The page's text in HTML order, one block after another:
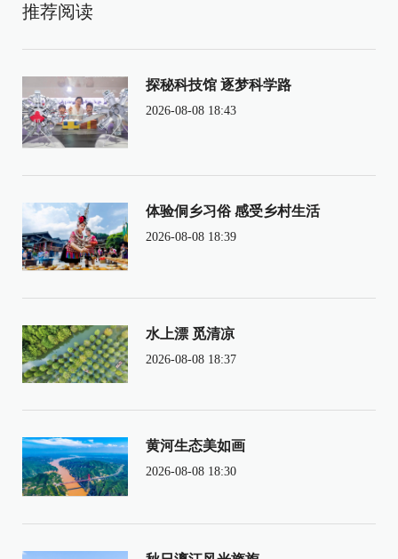
推荐阅读
探秘科技馆 逐梦科学路
2026-08-08 18:43
体验侗乡习俗 感受乡村生活
2026-08-08 18:39
水上漂 觅清凉
2026-08-08 18:37
黄河生态美如画
2026-08-08 18:30